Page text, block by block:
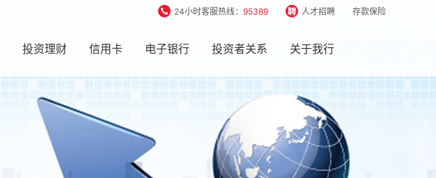
24小时客服热线： 95389 人才招聘 存款保险
投资理财 信用卡 电子银行 投资者关系 关于我行